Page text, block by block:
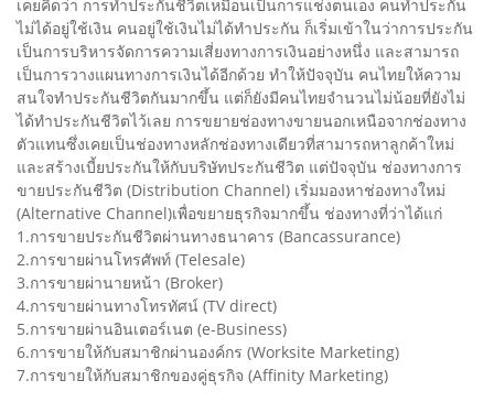
เคยคิดว่า การทำประกันชีวิตเหมือนเป็นการแช่งตนเอง คนทำประกัน
ไม่ได้อยู่ใช้เงิน คนอยู่ใช้เงินไม่ได้ทำประกัน ก็เริ่มเข้าในว่าการประกัน
เป็นการบริหารจัดการความเสี่ยงทางการเงินอย่างหนึ่ง และสามารถ
เป็นการวางแผนทางการเงินได้อีกด้วย ทำให้ปัจจุบัน คนไทยให้ความ
สนใจทำประกันชีวิตกันมากขึ้น แต่ก็ยังมีคนไทยจำนวนไม่น้อยที่ยังไม่
ได้ทำประกันชีวิตไว้เลย การขยายช่องทางขายนอกเหนือจากช่องทาง
ตัวแทนซึ่งเคยเป็นช่องทางหลักช่องทางเดียวที่สามารถหาลูกค้าใหม่
และสร้างเบี้ยประกันให้กับบริษัทประกันชีวิต แต่ปัจจุบัน ช่องทางการ
ขายประกันชีวิต (Distribution Channel) เริ่มมองหาช่องทางใหม่
(Alternative Channel)เพื่อขยายธุรกิจมากขึ้น ช่องทางที่ว่าได้แก่
1.การขายประกันชีวิตผ่านทางธนาคาร (Bancassurance)
2.การขายผ่านโทรศัพท์ (Telesale)
3.การขายผ่านายหน้า (Broker)
4.การขายผ่านทางโทรทัศน์ (TV direct)
5.การขายผ่านอินเตอร์เนต (e-Business)
6.การขายให้กับสมาชิกผ่านองค์กร (Worksite Marketing)
7.การขายให้กับสมาชิกของคู่ธุรกิจ (Affinity Marketing)